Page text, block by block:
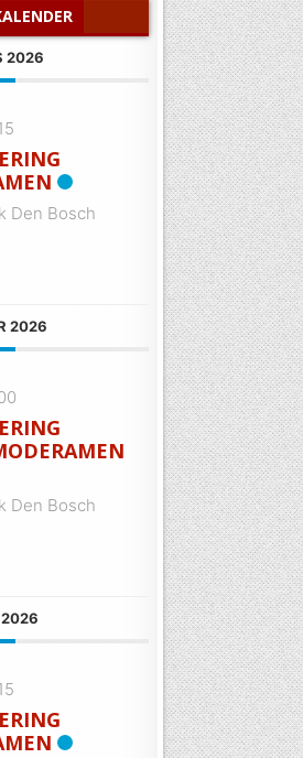
2026
Den Bosch
2026
Den Bosch
2026